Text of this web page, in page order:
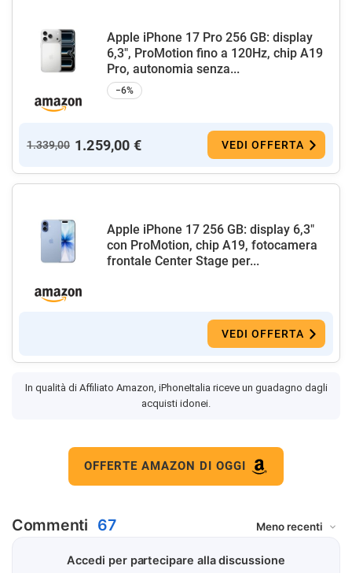
Apple iPhone 17 Pro 256 GB: display
6,3", ProMotion fino a 120Hz, chip A19
Pro, autonomia senza...
−6%
1.339,00 1.259,00 € VEDI OFFERTA
Apple iPhone 17 256 GB: display 6,3"
con ProMotion, chip A19, fotocamera
frontale Center Stage per...
VEDI OFFERTA
In qualità di Affiliato Amazon, iPhoneItalia riceve un guadagno dagli
acquisti idonei.
OFFERTE AMAZON DI OGGI
Commenti 67
Accedi per partecipare alla discussione